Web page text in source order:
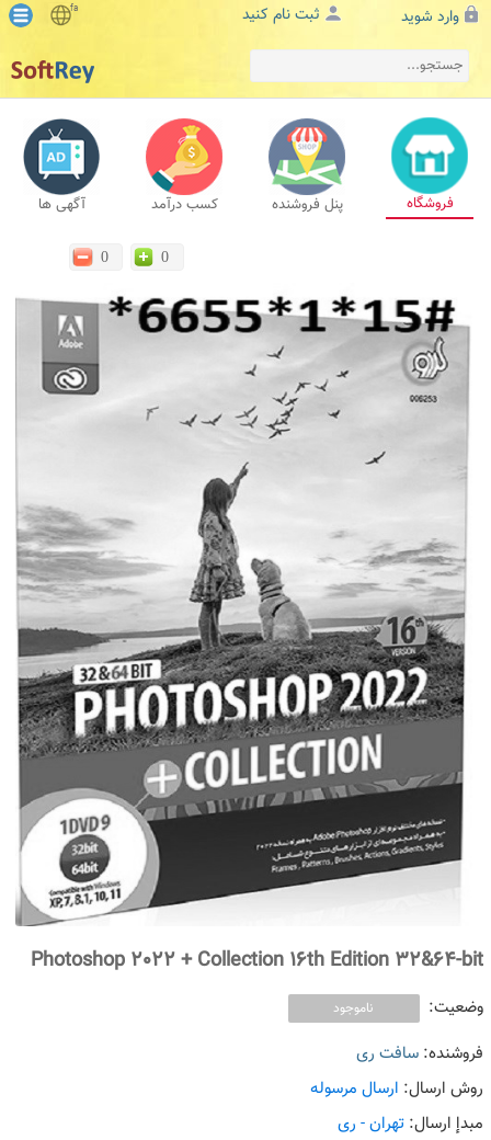
وارد شوید ثبت نام کنید fa
فروشگاه پنل فروشنده کسب درآمد آگهی ها
0 0
Photoshop 2022 + Collection 16th Edition 32&64-bit
وضعیت: ناموجود
فروشنده:سافت ری
روش ارسال: ارسال مرسوله
مبدإ ارسال: تهران - ری